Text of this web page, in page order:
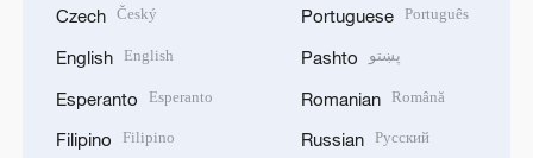
Czech Český
English English
Esperanto Esperanto
Filipino Filipino
Portuguese Português
Pashto پښتو
Romanian Română
Russian Русский